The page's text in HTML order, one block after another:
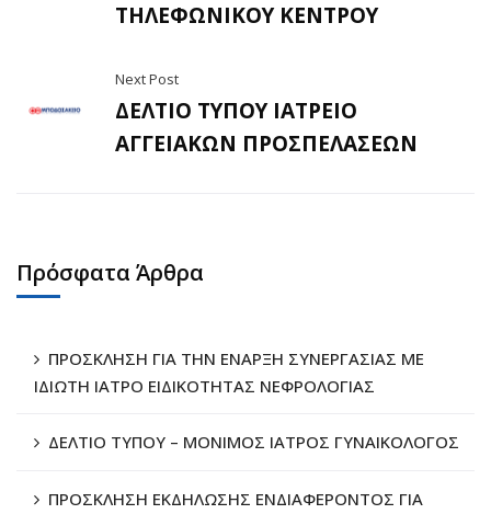
ΤΗΛΕΦΩΝΙΚΟΥ ΚΕΝΤΡΟΥ
Next Post
ΔΕΛΤΙΟ ΤΥΠΟΥ ΙΑΤΡΕΙΟ
ΑΓΓΕΙΑΚΩΝ ΠΡΟΣΠΕΛΑΣΕΩΝ
Πρόσφατα Άρθρα
ΠΡΟΣΚΛΗΣΗ ΓΙΑ ΤΗΝ ΕΝΑΡΞΗ ΣΥΝΕΡΓΑΣΙΑΣ ΜΕ
ΙΔΙΩΤΗ ΙΑΤΡΟ ΕΙΔΙΚΟΤΗΤΑΣ ΝΕΦΡΟΛΟΓΙΑΣ
ΔΕΛΤΙΟ ΤΥΠΟΥ – ΜΟΝΙΜΟΣ ΙΑΤΡΟΣ ΓΥΝΑΙΚΟΛΟΓΟΣ
ΠΡΟΣΚΛΗΣΗ ΕΚΔΗΛΩΣΗΣ ΕΝΔΙΑΦΕΡΟΝΤΟΣ ΓΙΑ